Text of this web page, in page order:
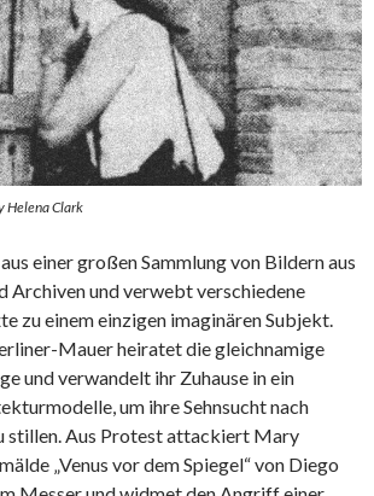
Helena Clark
einer großen Sammlung von Bildern aus
Archiven und verwebt verschiedene
zu einem einzigen imaginären Subjekt.
Mauer heiratet die gleichnamige
und verwandelt ihr Zuhause in ein
um ihre Sehnsucht nach
stillen. Aus Protest attackiert Mary
„Venus vor dem Spiegel“ von Diego